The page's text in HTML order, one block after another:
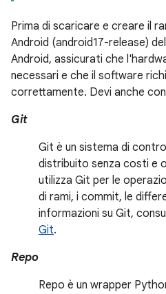
Prima di scaricare e creare il
Android (android17-release)
Android, assicurati che
necessari e che il software
correttamente. Devi anche
Git
Git è un sistema di
distribuito senza costi e
utilizza Git per le
di rami, i commit, le
informazioni su Git,
Git.
Repo
Repo è un wrapper